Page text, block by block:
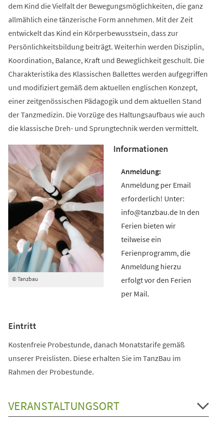
dem Kind die Vielfalt der Bewegungsmöglichkeiten, die ganz
allmählich eine tänzerische Form annehmen. Mit der Zeit
entwickelt das Kind ein Körperbewusstsein, dass zur
Persönlichkeitsbildung beiträgt. Weiterhin werden Disziplin,
Koordination, Balance, Kraft und Beweglichkeit geschult. Die
Charakteristika des Klassischen Ballettes werden aufgegriffen
und modifiziert gemäß dem aktuellen englischen Konzept,
einer zeitgenössischen Pädagogik und dem aktuellen Stand
der Tanzmedizin. Die Vorzüge des Haltungsaufbaus wie auch
die klassische Dreh- und Sprungtechnik werden vermittelt.
© Tanzbau
Informationen
Anmeldung per Email
erforderlich! Unter:
info@tanzbau.de In den
Ferien bieten wir
teilweise ein
Ferienprogramm, die
Anmeldung hierzu
erfolgt vor den Ferien
per Mail.
Eintritt
Kostenfreie Probestunde, danach Monatstarife gemäß
unserer Preislisten. Diese erhalten Sie im TanzBau im
Rahmen der Probestunde.
VERANSTALTUNGSORT